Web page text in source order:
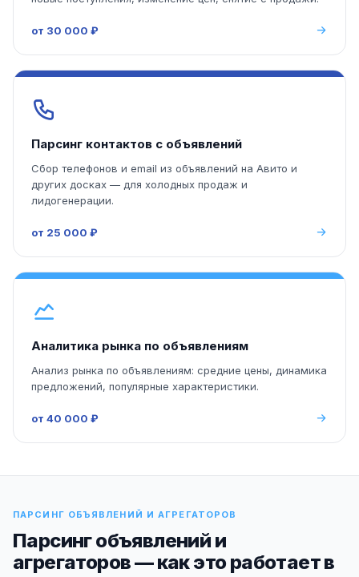
от 30 000 ₽
Парсинг контактов с объявлений
Сбор телефонов и email из объявлений на Авито и
других досках — для холодных продаж и
лидогенерации.
от 25 000 ₽
Аналитика рынка по объявлениям
Анализ рынка по объявлениям: средние цены, динамика
предложений, популярные характеристики.
от 40 000 ₽
ПАРСИНГ ОБЪЯВЛЕНИЙ И АГРЕГАТОРОВ
Парсинг объявлений и
агрегаторов — как это работает в